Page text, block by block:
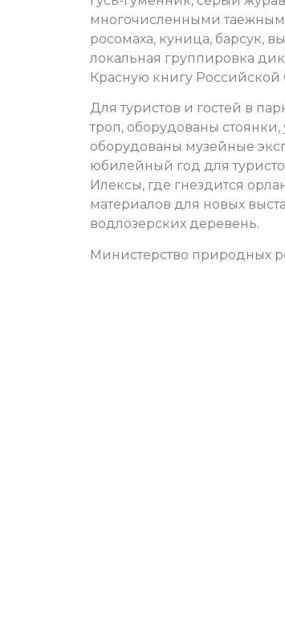
многочисленными
росомаха, куница, барсук,
локальная группировка
Красную книгу
Для туристов и гостей в
троп, оборудованы
оборудованы музейные
юбилейный год для
Илексы, где гнездится
материалов для новых
водлозерских деревень.
Министерство природных